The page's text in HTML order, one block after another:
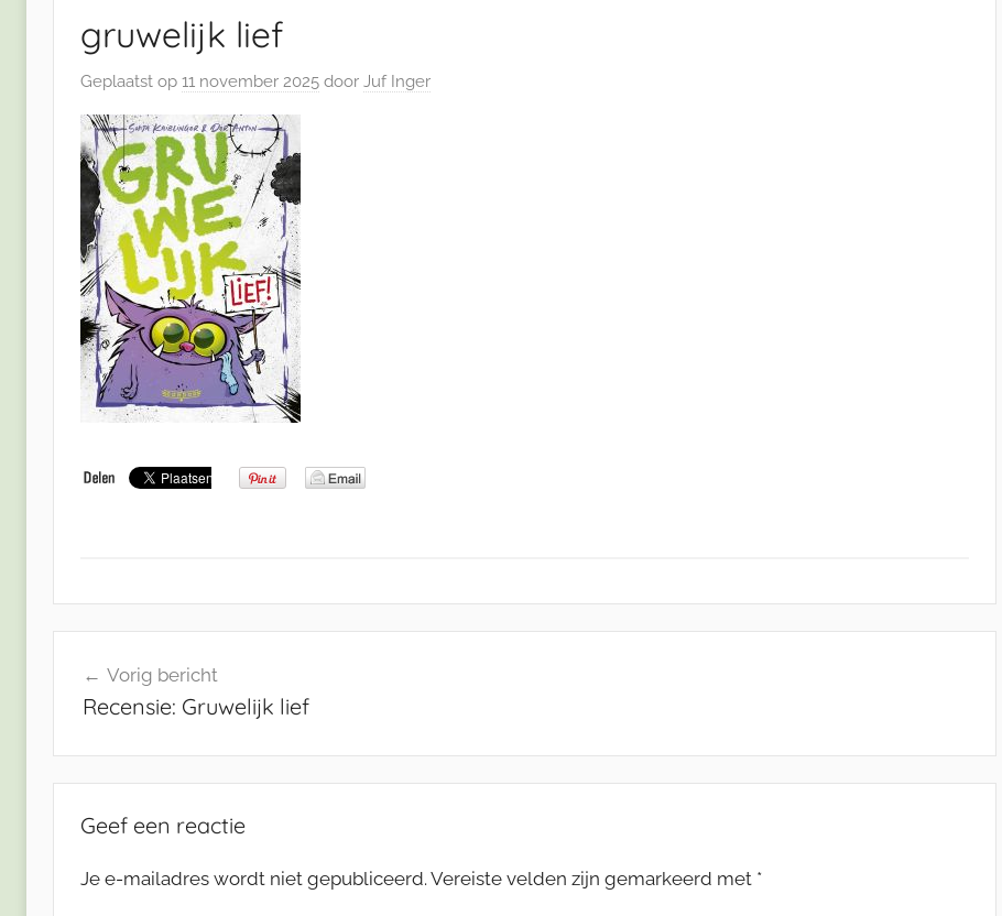
gruwelijk lief
Geplaatst op 11 november 2025 door Juf Inger
navigatie
Vorig bericht
Recensie: Gruwelijk lief
Geef een reactie
Je e-mailadres wordt niet gepubliceerd. Vereiste velden zijn gemarkeerd met *